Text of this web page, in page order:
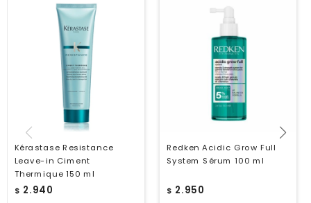
Kérastase Resistance
Leave-in Ciment
Thermique 150 ml
$ 2.940
Redken Acidic Grow Full
System Sérum 100 ml
$ 2.950